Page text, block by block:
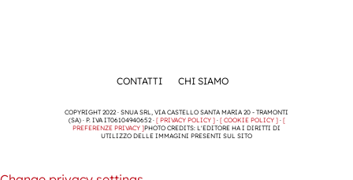
CONTATTI CHI SIAMO
COPYRIGHT 2022 · SNUA SRL, VIA CASTELLO SANTA MARIA 20 - TRAMONTI
(SA) · P. IVA IT06104940652 · [ PRIVACY POLICY ]· [ COOKIE POLICY ]· [
PREFERENZE PRIVACY ]PHOTO CREDITS: L'EDITORE HA I DIRITTI DI
UTILIZZO DELLE IMMAGINI PRESENTI SUL SITO